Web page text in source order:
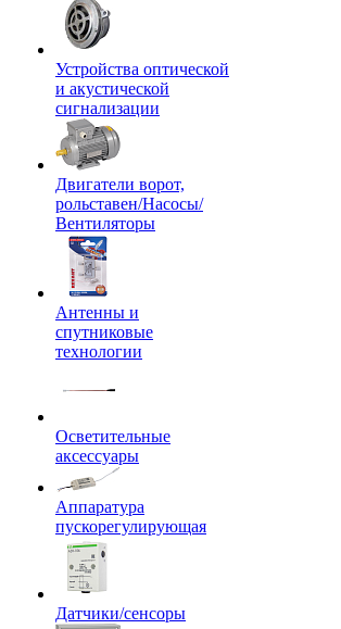
Устройства оптической
и акустической
сигнализации
Двигатели ворот,
рольставен/Насосы/
Вентиляторы
Антенны и
спутниковые
технологии
Осветительные
аксессуары
Аппаратура
пускорегулирующая
Датчики/сенсоры